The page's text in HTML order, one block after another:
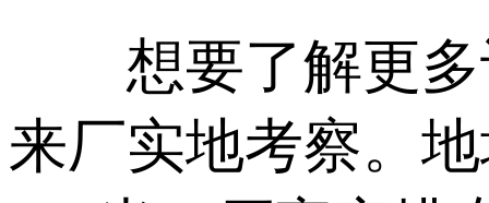
想要了解更多
来厂实地考察。